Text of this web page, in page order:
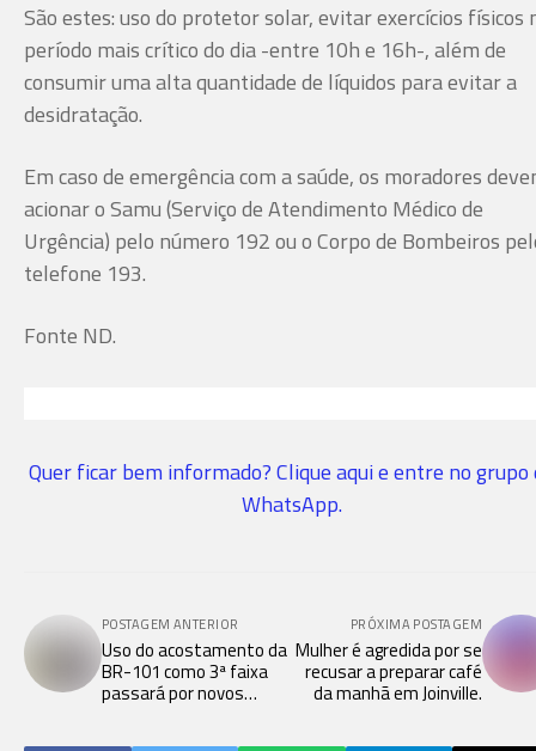
São estes: uso do protetor solar, evitar exercícios físicos
período mais crítico do dia -entre 10h e 16h-, além de
consumir uma alta quantidade de líquidos para evitar a
desidratação.
Em caso de emergência com a saúde, os moradores
acionar o Samu (Serviço de Atendimento Médico de
Urgência) pelo número 192 ou o Corpo de Bombeiros
telefone 193.
Fonte ND.
Quer ficar bem informado? Clique aqui e entre no grupo
WhatsApp.
POSTAGEM ANTERIOR
Uso do acostamento da
BR-101 como 3ª faixa
passará por novos
PRÓXIMA POSTAGEM
Mulher é agredida por se
recusar a preparar café
da manhã em Joinville.